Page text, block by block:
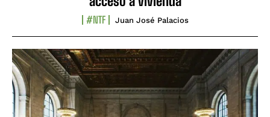
#NTF Juan José Palacios